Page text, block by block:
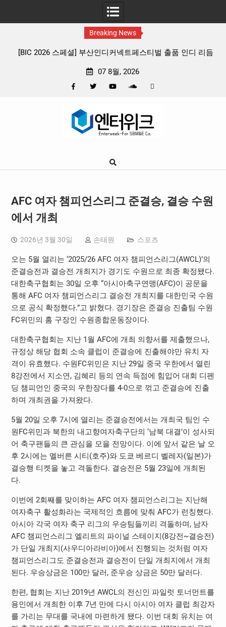
Breaking News
넥트페스티벌 출품 인디 리듬
판타지 케이팝 애니메이션 ‘고스트
07 8월, 2026
Google
AFC 여자 챔피언스리그 준결승, 결승 수원
에서 개최
2026년 3월 30일 손태원 스포츠
오는 5월 열리는 ‘2025/26 AFC 여자 챔피언스리그(AWCL)’의
준결승전과 결승전 개최지가 경기도 수원으로 최종 확정됐다.
대한축구협회는 30일 오후 “아시아축구연맹(AFC)이 공문을
통해 AFC 여자 챔피언스리그 결승전 개최지를 대한민국 수원
으로 공식 확정했다.”고 밝혔다. 경기장은 준결승 진출팀 수원
FC위민의 홈 구장인 수원종합운동장이다.
대한축구협회는 지난 1월 AFC에 개최 의향서를 제출했으나,
규정상 해당 협회 소속 클럽이 준결승에 진출해야만 유치 자
격이 유효했다. 수원FC위민은 지난 29일 중국 우한에서 열린
8강전에서 지소연, 김혜리 등의 연속 득점에 힘입어 대회 디펜
딩 챔피언인 중국의 우한장다를 4-0으로 꺾고 준결승에 진출
하며 개최권을 가져왔다.
5월 20일 오후 7시에 열리는 준결승전에서는 개최국 팀인 수
원FC위민과 북한의 내고향여자축구단의 ‘남북 대결’이 성사되
어 축구팬들의 큰 관심을 모을 전망이다. 이에 앞서 같은 날 오
후 2시에는 멜버른 시티(호주)와 도쿄 베르디 벨레자(일본)가
결승행 티켓을 놓고 격돌한다. 결승전은 5월 23일에 개최된
다.
이번에 2회째를 맞이하는 AFC 여자 챔피언스리그는 지난해
여자축구 활성화라는 국제적인 흐름에 맞춰 AFC가 런칭했다.
아시아 각국 여자 축구 리그의 우승팀들끼리 격돌하며, 남자
AFC 챔피언스리그 엘리트의 파이널 스테이지(8강전~결승전)
가 단일 개최지(사우디아라비아)에서 진행되는 것처럼 여자
챔피언스리그도 준결승전과 결승전이 단일 개최지에서 개최
된다. 우승상금은 100만 달러, 준우승 상금은 50만 달러다.
한편, 협회는 지난 2019년 AWCL의 전신인 파일럿 토너먼트를
용인에서 개최한 이후 7년 만에 다시 아시아 여자 클럽 최강자
를 가리는 무대를 국내에 마련하게 됐다. 이번 대회 유치는 여